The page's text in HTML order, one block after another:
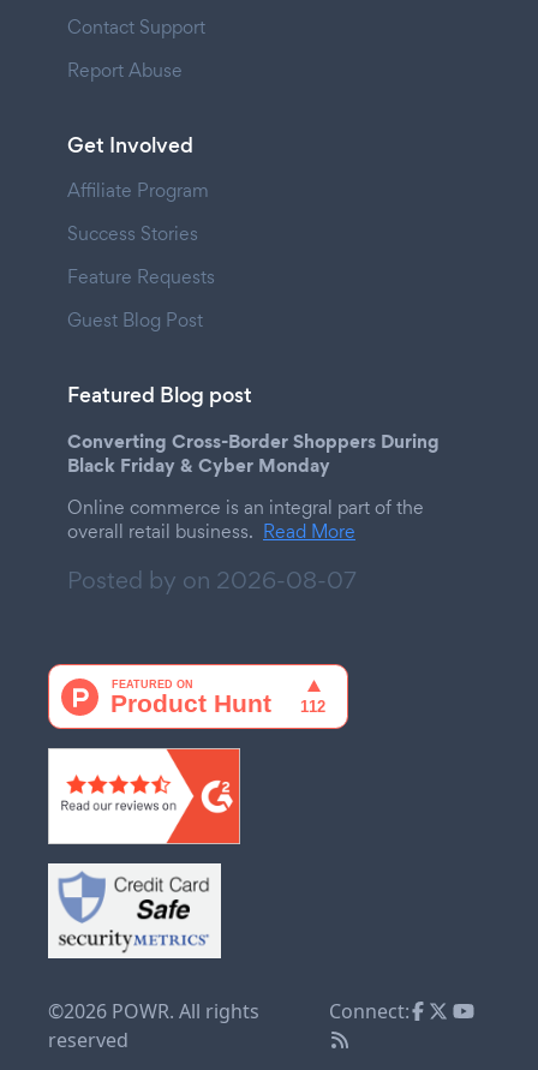
Contact Support
Report Abuse
Get Involved
Affiliate Program
Success Stories
Feature Requests
Guest Blog Post
Featured Blog post
Converting Cross-Border Shoppers During
Black Friday & Cyber Monday
Online commerce is an integral part of the
overall retail business. Read More
Posted by on 2026-08-07
©2026 POWR. All rights
reserved
Connect: